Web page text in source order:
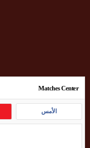
Matches Center
الأمس